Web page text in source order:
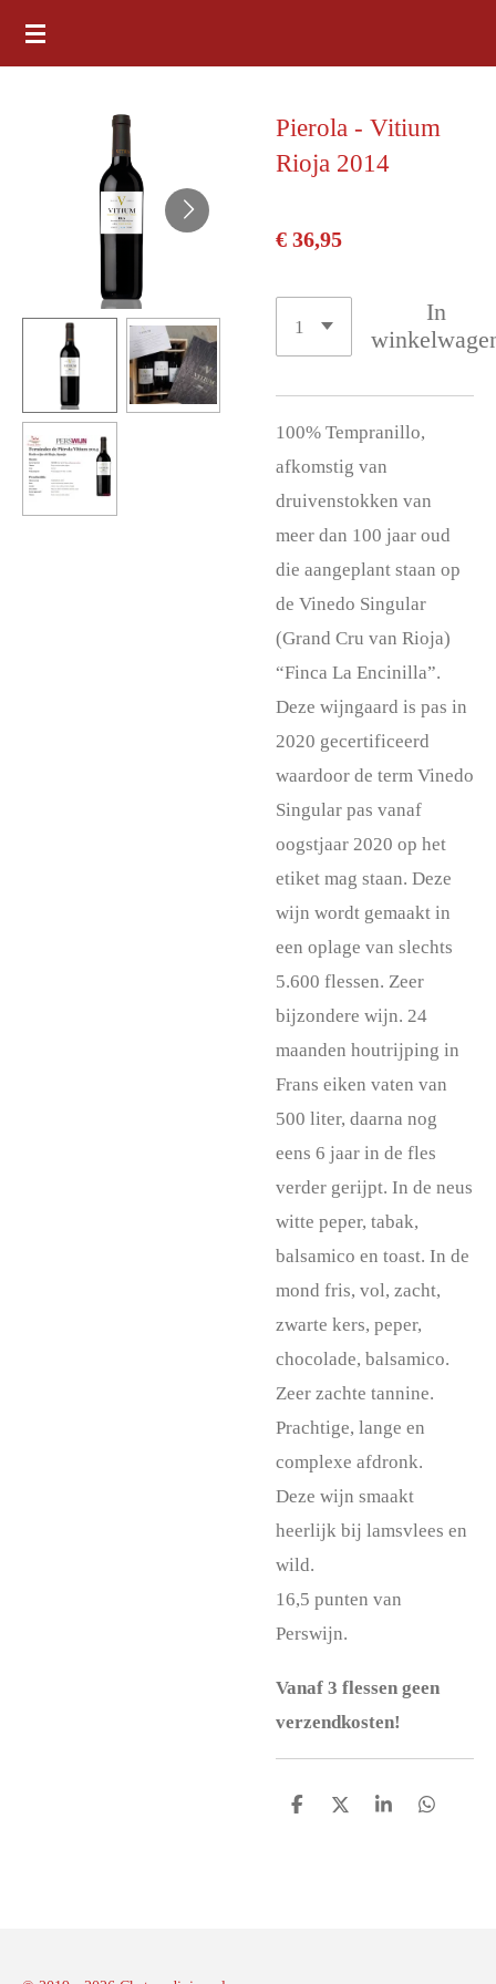
Ga
direct
hoofdinhoud
Pierola - Vitium
Rioja 2014
€ 36,95
In
100% Tempranillo,
afkomstig van
druivenstokken van
meer dan 100 jaar oud
die aangeplant staan op
de Vinedo Singular
(Grand Cru van Rioja)
“Finca La Encinilla”.
Deze wijngaard is pas in
2020 gecertificeerd
waardoor de term Vinedo
Singular pas vanaf
oogstjaar 2020 op het
etiket mag staan. Deze
wijn wordt gemaakt in
een oplage van slechts
5.600 flessen. Zeer
bijzondere wijn. 24
maanden houtrijping in
Frans eiken vaten van
500 liter, daarna nog
eens 6 jaar in de fles
verder gerijpt. In de neus
witte peper, tabak,
balsamico en toast. In de
mond fris, vol, zacht,
zwarte kers, peper,
chocolade, balsamico.
Zeer zachte tannine.
Prachtige, lange en
complexe afdronk.
Deze wijn smaakt
heerlijk bij lamsvlees en
wild.
16,5 punten van
Perswijn.
Vanaf 3 flessen geen
verzendkosten!
D
D
S
D